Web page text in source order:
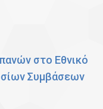
στο Εθνικό
Συμβάσεων